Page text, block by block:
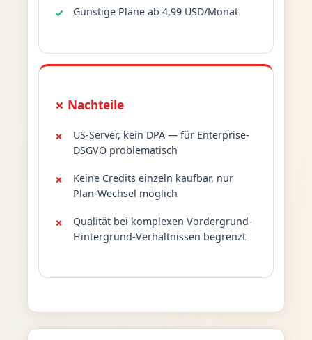
Günstige Pläne ab 4,99 USD/Monat
✗ Nachteile
US-Server, kein DPA — für Enterprise-
DSGVO problematisch
Keine Credits einzeln kaufbar, nur
Plan-Wechsel möglich
Qualität bei komplexen Vordergrund-
Hintergrund-Verhältnissen begrenzt